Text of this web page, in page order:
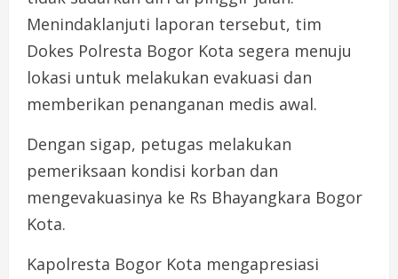
Menindaklanjuti laporan tersebut, tim
Dokes Polresta Bogor Kota segera menuju
lokasi untuk melakukan evakuasi dan
memberikan penanganan medis awal.
Dengan sigap, petugas melakukan
pemeriksaan kondisi korban dan
mengevakuasinya ke Rs Bhayangkara Bogor
Kota.
Kapolresta Bogor Kota mengapresiasi